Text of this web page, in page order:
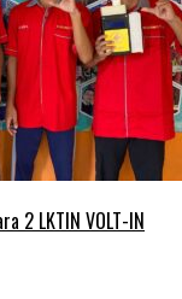
2 LKTIN VOLT-IN